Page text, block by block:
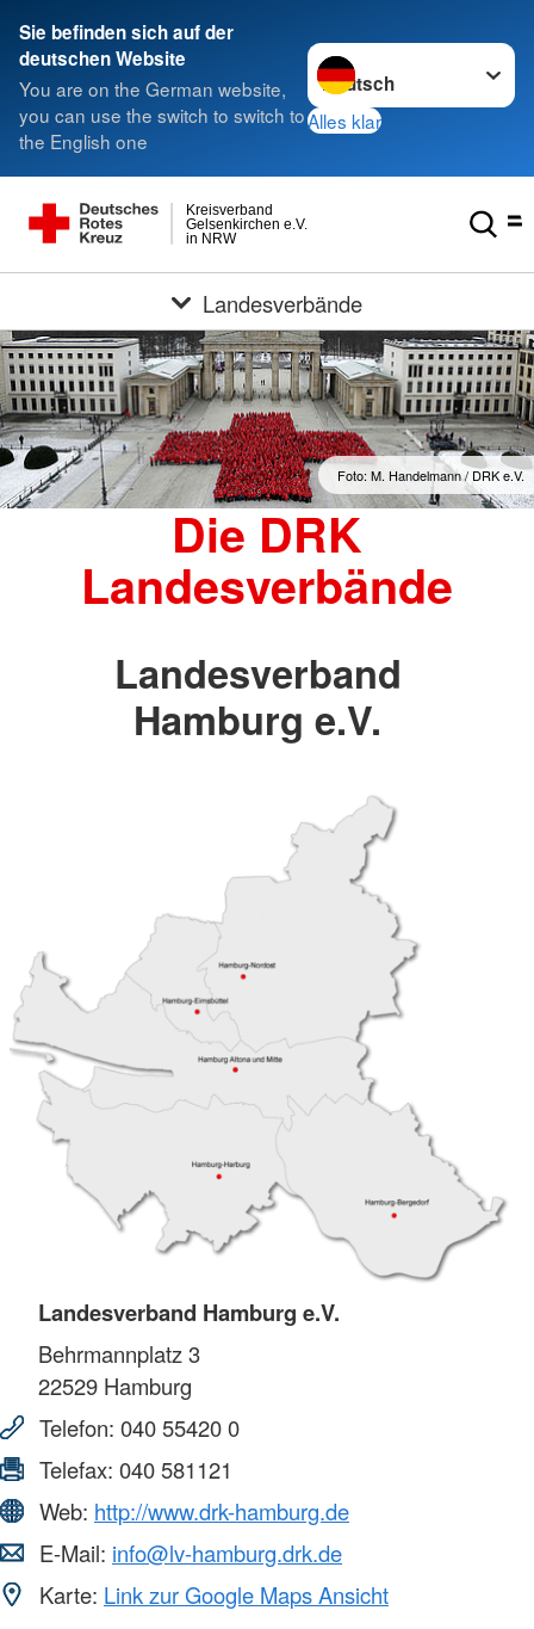
Sie befinden sich auf der
deutschen Website
You are on the German website,
you can use the switch to switch to
the English one
Sprache wechseln zu
Alles klar
in NRW
Gelsenkirchen e.V.
Kreisverband
Landesverbände
Foto: M. Handelmann / DRK e.V.
Die DRK
Landesverbände
Landesverband
Hamburg e.V.
Landesverband Hamburg e.V.
Behrmannplatz 3
22529 Hamburg
Telefon: 040 55420 0
Telefax: 040 581121
Web: http://www.drk-hamburg.de
E-Mail: info@lv-hamburg.drk.de
Karte: Link zur Google Maps Ansicht